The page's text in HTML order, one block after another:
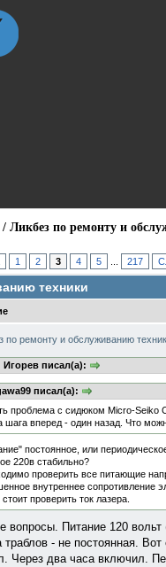
/ Ликбез по ремонту и
1 2 3 4 5 217
техники
по ремонту и обслуживанию
Игорев писал(а):
писал(а):
проблема с сидюком Micro-Seiko
шага вперед - один назад. Что
постоянное, или
220в стабильно?
проверить все питающие
внутреннее сопротивление
проверить ток лазера.
вопросы. Питание 120
траблов - не постоянная.
Через два часа включил.